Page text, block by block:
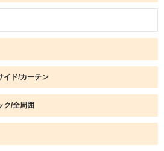
イド/カーテン
ク/全周囲